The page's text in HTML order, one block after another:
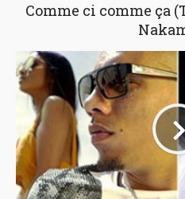
Comme ci comme ça